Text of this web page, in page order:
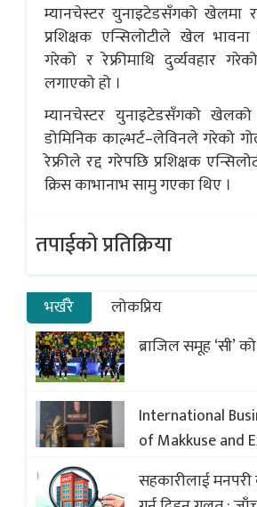
म्यानचेस्टर युनाइटेडसँगको खेलमा
प्रशिक्षक एन्सिलोटीले खेल भावना
गरेको र रेफ्रीमाथि दुर्व्यवहार
लगाएको हो ।
म्यानचेस्टर युनाइटेडसँगको
डोमिनिक काल्भर्ट–लेविनले गरेको
रेफ्रीले रद्द गरेपछि प्रशिक्षक
क्रिस काभानाभ सामु गएका थिए ।
तपाईको प्रतिक्रिया
भर्खरै
लोकप्रिय
ब्राजिल समूह ‘सी’
International
of Makkuse and
Opportunities of
with Global
सहकारीलाई मनपरी